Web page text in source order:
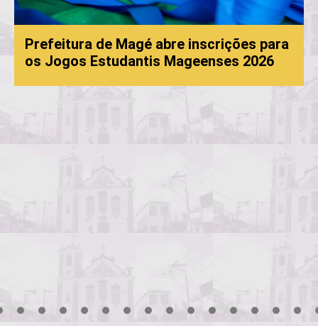
Prefeitura de Magé abre inscrições para
os Jogos Estudantis Mageenses 2026